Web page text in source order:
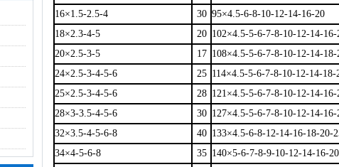
16×1.5-2.5-4
30 95×4.5-6-8-10-12-14-16-20
18×2.3-4-5
20 102×4.5-5-6-7-8-10-12-14-16-
20×2.5-3-5
17 108×4.5-5-6-7-8-10-12-14-18-
24×2.5-3-4-5-6
25 114×4.5-5-6-7-8-10-12-14-18-
25×2.5-3-4-5-6
28 121×4.5-5-6-7-8-10-12-14-16-
28×3-3.5-4-5-6
30 127×4.5-5-6-7-8-10-12-14-16-
32×3.5-4-5-6-8
40 133×4.5-6-8-12-14-16-18-20-
34×4-5-6-8
35 140×5-6-7-8-9-10-12-14-16-